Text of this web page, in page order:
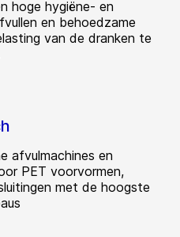
hoge hygiëne- en
en behoedzame
van de dranken te
afvulmachines en
PET voorvormen,
met de hoogste